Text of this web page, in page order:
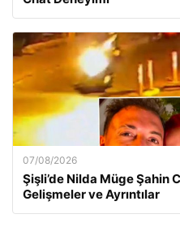
07/08/2026
Şişli’de Nilda Müge Şahin
Gelişmeler ve Ayrıntılar